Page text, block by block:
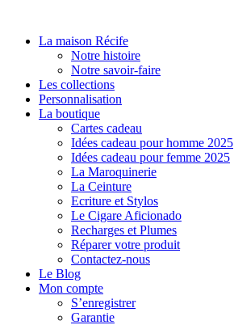
contenuLa maison Récife
Notre histoire
Notre savoir-faire
Les collections
Personnalisation
La boutique
Cartes cadeau
Idées cadeau pour homme 2025
Idées cadeau pour femme 2025
La Maroquinerie
La Ceinture
Ecriture et Stylos
Le Cigare Aficionado
Recharges et Plumes
Réparer votre produit
Contactez-nous
Le Blog
Mon compte
S’enregistrer
Garantie